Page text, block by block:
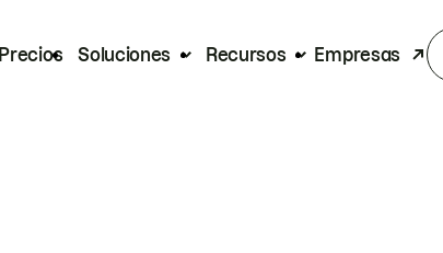
Precios Soluciones Recursos Empresas